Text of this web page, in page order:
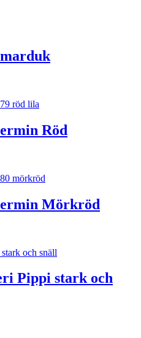
Röd
Mörkröd
Pippi stark och